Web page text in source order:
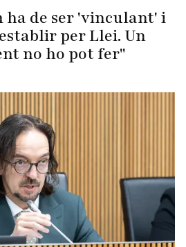
ha de ser 'vinculant' i
per Llei. Un
no ho pot fer"